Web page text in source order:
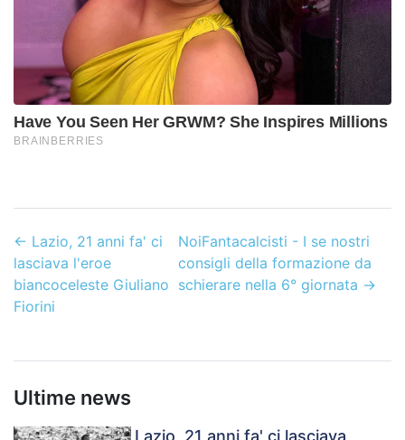
← Lazio, 21 anni fa' ci
lasciava l'eroe
biancoceleste Giuliano
Fiorini
NoiFantacalcisti - I se nostri
consigli della formazione da
schierare nella 6° giornata →
Ultime news
Lazio, 21 anni fa' ci lasciava